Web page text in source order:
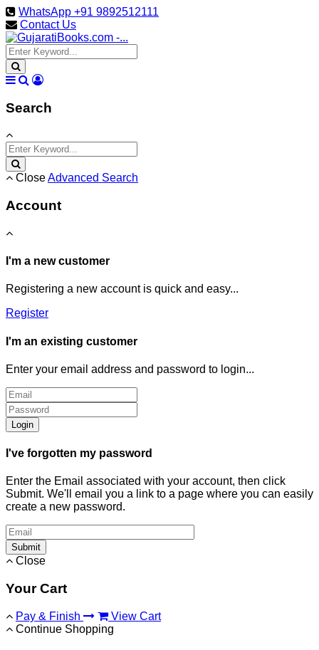
WhatsApp +91 9892512111
Contact Us
Search
CloseAdvanced Search
Account
I'm a new customer
Registering a new account is quick and easy...
Register
I'm an existing customer
Enter your email address and password to login...
Login
I've forgotten my password
Enter the Email associated with your account, then click
Submit. We'll email you a link to a page where you can easily
create a new password.
Submit
Close
Your Cart
Pay & Finish
View Cart
Continue Shopping